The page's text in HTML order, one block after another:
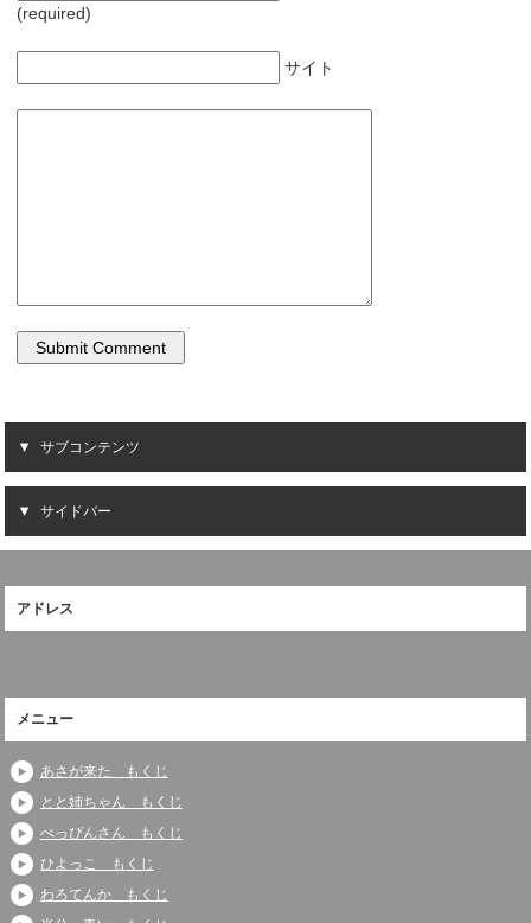
(required)
サイト
サブコンテンツ
サイドバー
アドレス
メニュー
あさが来た もくじ
とと姉ちゃん もくじ
べっぴんさん もくじ
ひよっこ もくじ
わろてんか もくじ